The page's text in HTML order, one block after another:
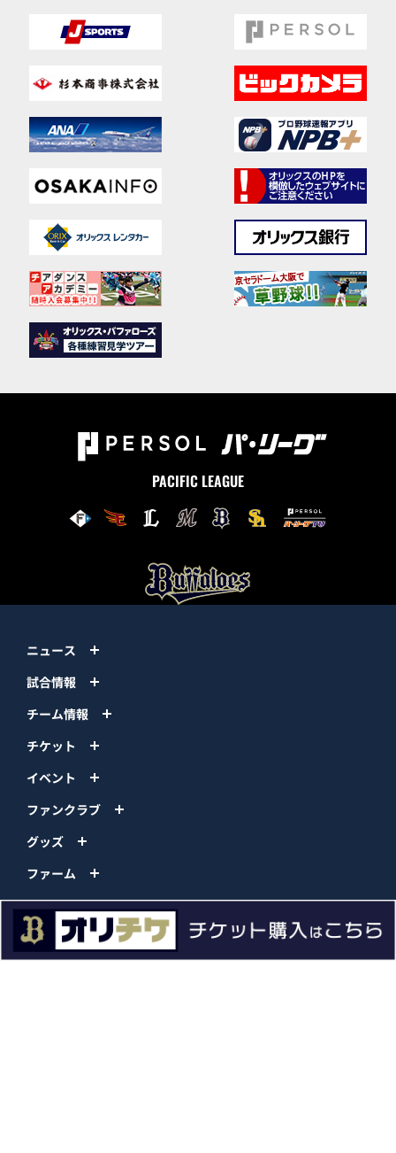
PACIFIC LEAGUE
ニュース
試合情報
チーム情報
チケット
イベント
ファンクラブ
グッズ
ファーム
エンタメ
スタジアム